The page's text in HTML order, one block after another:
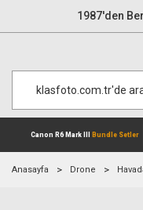
1987'den
Anasayfa Drone